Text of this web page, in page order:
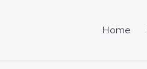
Home